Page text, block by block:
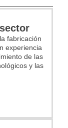
fabricación
experiencia
de las
y las